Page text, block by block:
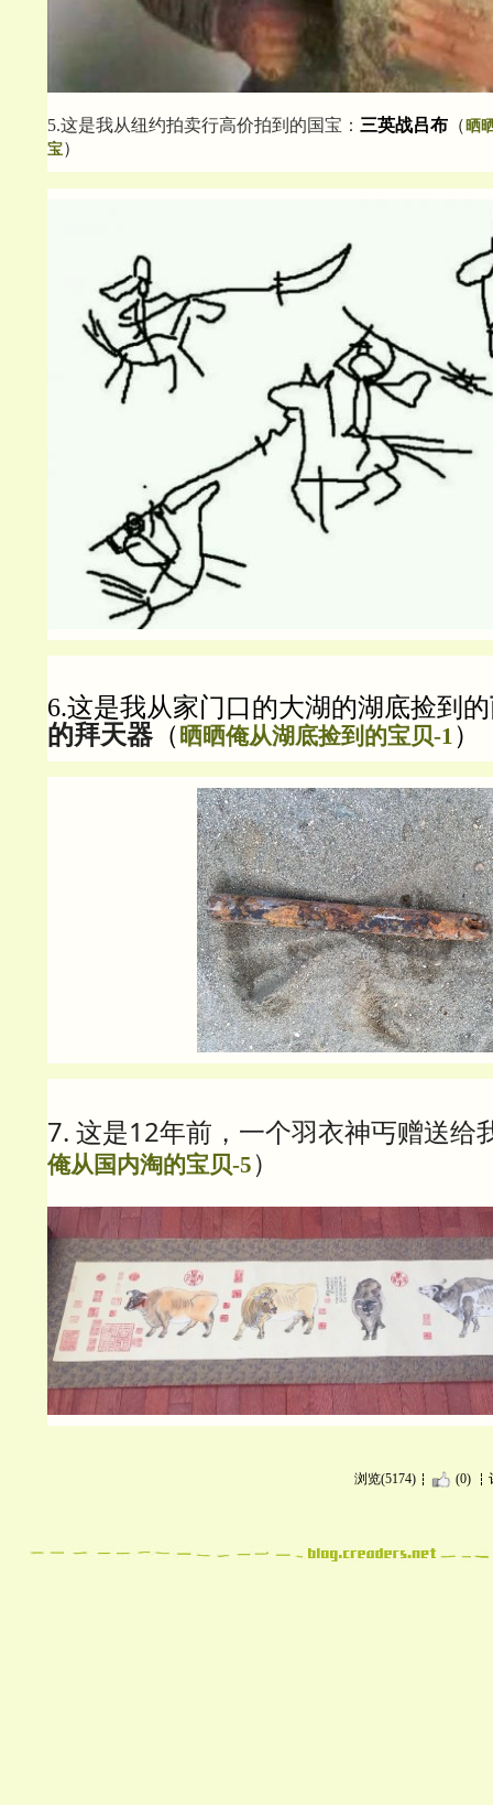
5.这是我从纽约拍卖行高价拍到的国宝： 三英战吕布 （ 晒
宝）
6.这是我从家门口的大湖的湖底捡到的
的拜天器 （ 晒晒俺从湖底捡到的宝贝-1 ）
7. 这是12年前，一个羽衣神丐赠送给
俺从国内淘的宝贝-5 ）
浏览(5174) (0)